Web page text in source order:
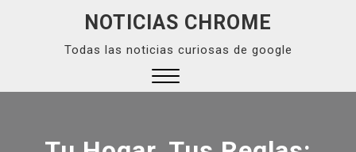
NOTICIAS CHROME
Todas las noticias curiosas de google